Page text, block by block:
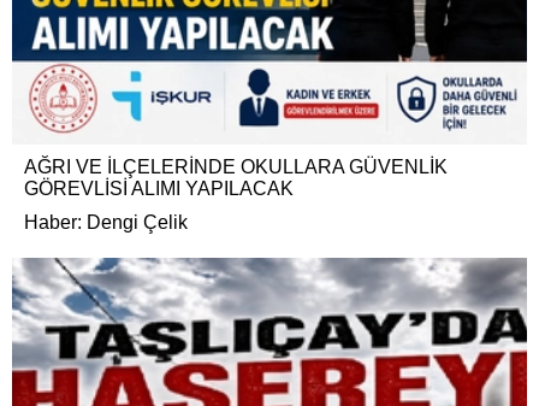
AĞRI VE İLÇELERİNDE OKULLARA GÜVENLİK
GÖREVLİSİ ALIMI YAPILACAK
Haber: Dengi Çelik